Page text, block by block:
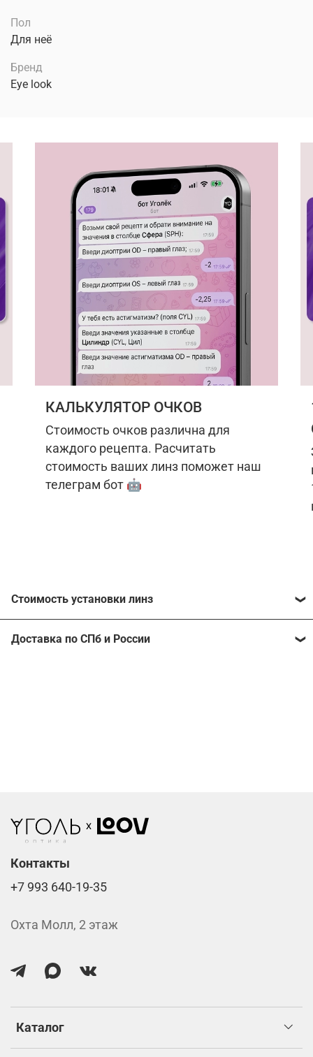
Пол
Для неё
Бренд
Eye look
КАЛЬКУЛЯТОР ОЧКОВ
Стоимость очков различна для
каждого рецепта. Расчитать
стоимость ваших линз поможет наш
телеграм бот 🤖
Стоимость установки линз
Расчитать стоимость ваших линз поможет
Доставка по СПб и России
Каталог
Контакты
+7 993 640-19-35
Охта Молл, 2 этаж